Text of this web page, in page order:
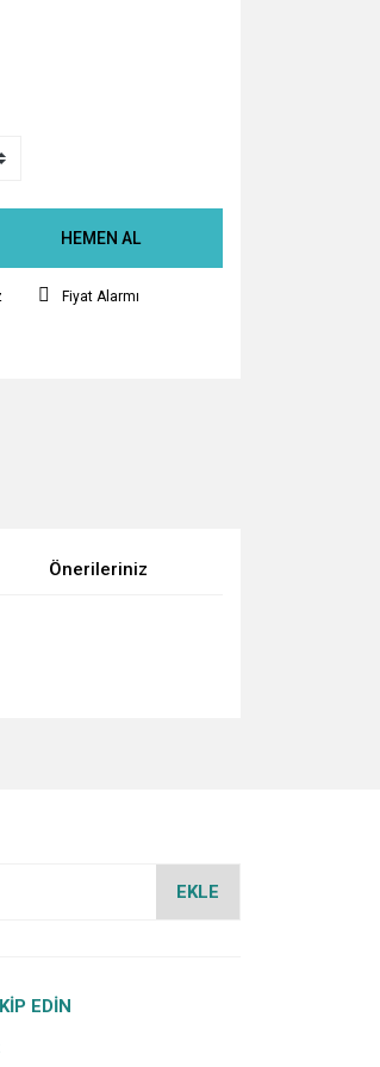
HEMEN AL
Fiyat Alarmı
Önerileriniz
EKLE
EDİN